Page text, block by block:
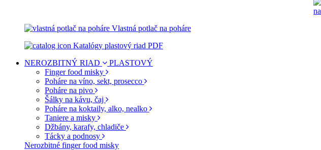
Vlastná potlač na poháre
Katalógy plastový riad PDF
NEROZBITNÝ RIAD
PLASTOVÝ
Finger food misky
Poháre na víno, sekt, prosecco
Poháre na pivo
Šálky na kávu, čaj
Poháre na koktaily, alko, nealko
Taniere a misky
Džbány, karafy, chladiče
Tácky a podnosy
Nerozbitné finger food misky